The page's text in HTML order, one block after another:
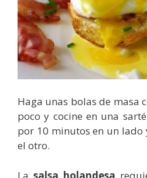
Haga unas bolas de masa
poco y cocine en una
por 10 minutos en un
el otro.
La salsa holandesa